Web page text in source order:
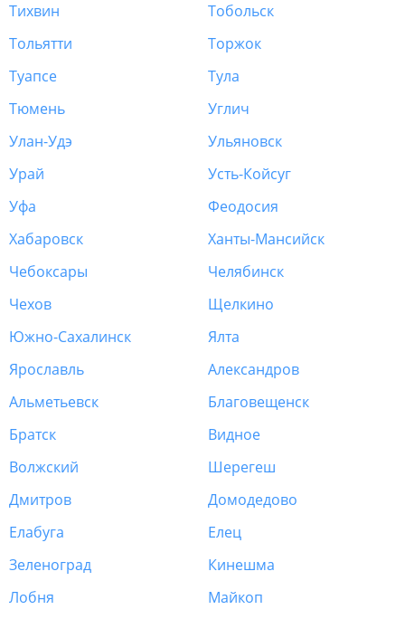
Тихвин
Тобольск
Тольятти
Торжок
Туапсе
Тула
Тюмень
Углич
Улан-Удэ
Ульяновск
Урай
Усть-Койсуг
Уфа
Феодосия
Хабаровск
Ханты-Мансийск
Чебоксары
Челябинск
Чехов
Щелкино
Южно-Сахалинск
Ялта
Ярославль
Александров
Альметьевск
Благовещенск
Братск
Видное
Волжский
Шерегеш
Дмитров
Домодедово
Елабуга
Елец
Зеленоград
Кинешма
Лобня
Майкоп